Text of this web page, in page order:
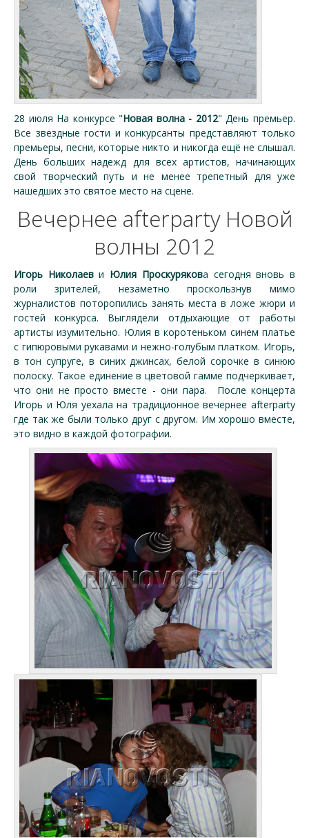
28 июля На конкурсе "Новая волна - 2012" День премьер.
Все звездные гости и конкурсанты представляют только
премьеры, песни, которые никто и никогда ещё не слышал.
День больших надежд для всех артистов, начинающих
свой творческий путь и не менее трепетный для уже
нашедших это святое место на сцене.
Вечернее afterparty Новой
волны 2012
Игорь Николаеви Юлия Проскурякова сегодня вновь в
роли зрителей, незаметно проскользнув мимо
журналистов поторопились занять места в ложе жюри и
гостей конкурса. Выглядели отдыхающие от работы
артисты изумительно. Юлия в коротеньком синем платье
с гипюровыми рукавами и нежно-голубым платком. Игорь,
в тон супруге, в синих джинсах, белой сорочке в синюю
полоску. Такое единение в цветовой гамме подчеркивает,
что они не просто вместе - они пара. После концерта
Игорь и Юля уехала на традиционное вечернее afterparty
где так же были только друг с другом. Им хорошо вместе,
это видно в каждой фотографии.